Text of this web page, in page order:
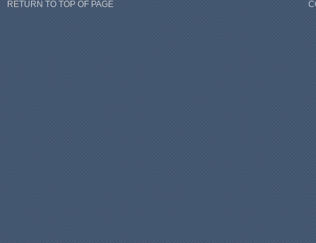
RETURN TO TOP OF PAGE